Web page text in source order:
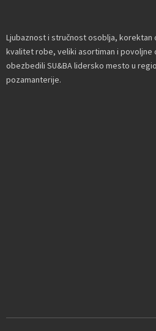
Ljubaznost i stručnost osoblja, korektan
kvalitet robe, veliki asortiman i povoljne
obezbedili SU&BA lidersko mesto u
pozamanterije.